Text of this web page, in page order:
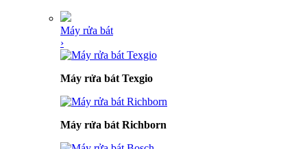
Máy rửa bát
›
Máy rửa bát Texgio
Máy rửa bát Richborn